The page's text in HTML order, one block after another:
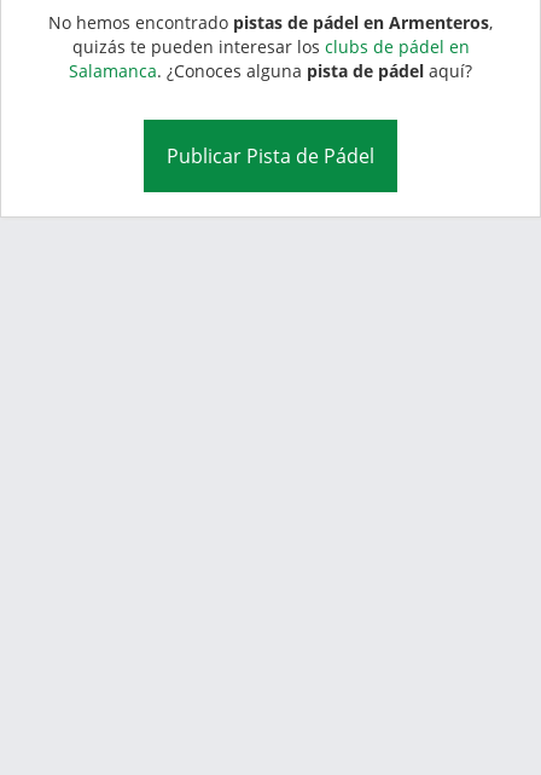
No hemos encontrado pistas de pádel en Armenteros,
quizás te pueden interesar los clubs de pádel en
Salamanca. ¿Conoces alguna pista de pádel aquí?
Publicar Pista de Pádel